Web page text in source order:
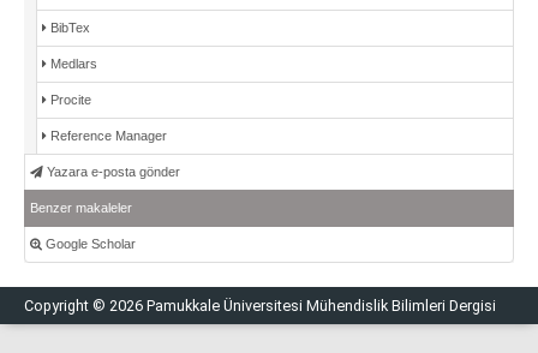
BibTex
Medlars
Procite
Reference Manager
Yazara e-posta gönder
Benzer makaleler
Google Scholar
Copyright © 2026 Pamukkale Üniversitesi Mühendislik Bilimleri Dergisi